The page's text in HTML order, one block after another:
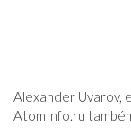
Alexander Uvarov,
AtomInfo.ru